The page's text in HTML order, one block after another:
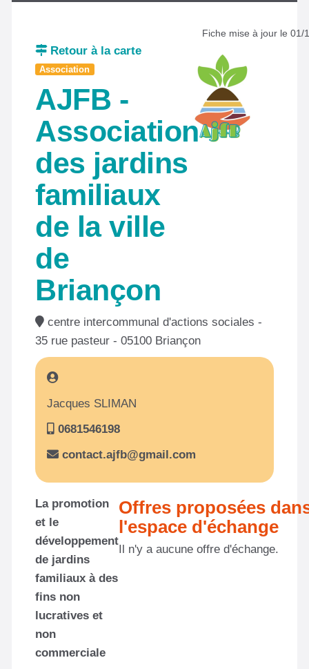
Fiche mise à jour le 01/
Retour à la carte
Association
AJFB -
Association
des jardins
familiaux
de la ville
de
Briançon
centre intercommunal d'actions sociales -
35 rue pasteur - 05100 Briançon
Jacques SLIMAN
0681546198
contact.ajfb@gmail.com
La promotion
et le
développement
de jardins
familiaux à des
fins non
lucratives et
non
commerciale
Offres proposées
l'espace d'échange
Il n'y a aucune offre d'échange.